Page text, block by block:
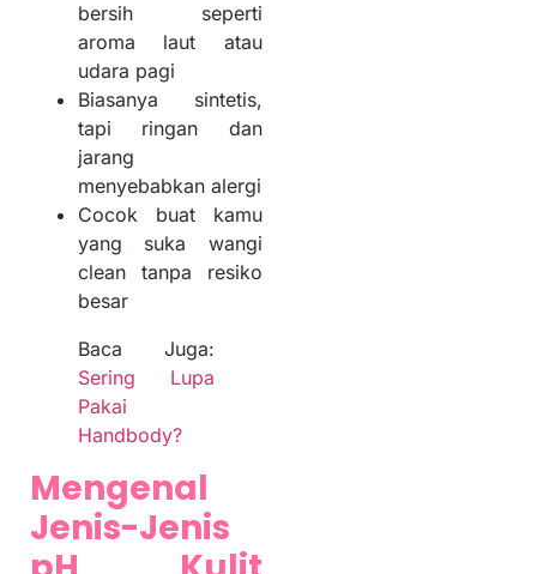
bersih seperti
aroma laut atau
udara pagi
Biasanya sintetis,
tapi ringan dan
jarang
menyebabkan alergi
Cocok buat kamu
yang suka wangi
clean tanpa resiko
besar
Baca Juga:
Sering Lupa
Pakai
Handbody?
Mengenal
Jenis-Jenis